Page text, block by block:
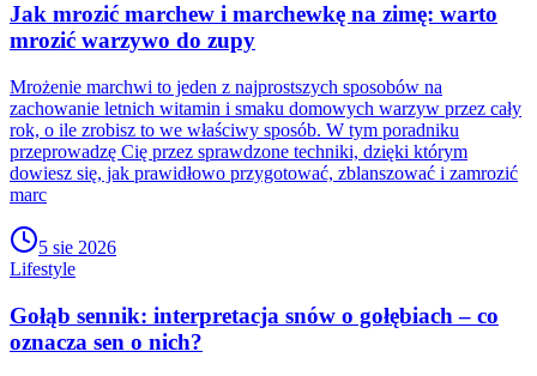
Jak mrozić marchew i marchewkę na zimę: warto
mrozić warzywo do zupy
Mrożenie marchwi to jeden z najprostszych sposobów na
zachowanie letnich witamin i smaku domowych warzyw przez cały
rok, o ile zrobisz to we właściwy sposób. W tym poradniku
przeprowadzę Cię przez sprawdzone techniki, dzięki którym
dowiesz się, jak prawidłowo przygotować, zblanszować i zamrozić
marc
5 sie 2026
Lifestyle
Gołąb sennik: interpretacja snów o gołębiach – co
oznacza sen o nich?